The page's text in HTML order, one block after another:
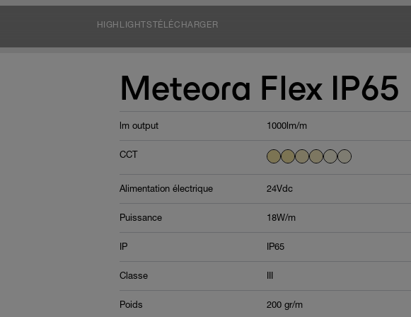
HIGHLIGHTSTÉLÉCHARGER
Meteora Flex IP65
lm output 1000lm/m
CCT
Alimentation électrique 24Vdc
Puissance 18W/m
IP IP65
Classe
Poids 200 gr/m